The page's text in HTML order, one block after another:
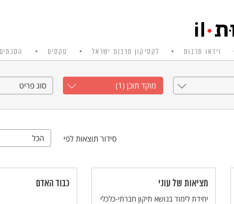
וידאו תרבות לקסיקון תרבות ישראל טקסים הסכתים
מוקד תוכן (1) סוג פריט
סידור תוצאות לפי הכל
מציאות של עוני
יחידת לימוד בנושא תיקון חברתי-כלכלי
כבוד האדם